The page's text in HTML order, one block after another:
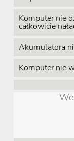
Komputer nie
całkowicie
Akumulatora
Komputer nie